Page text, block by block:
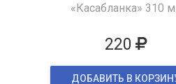
«Касабланка» 310
220
ДОБАВИТЬ В